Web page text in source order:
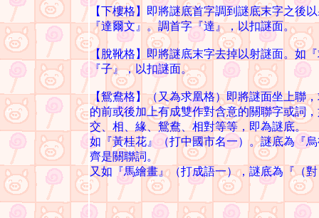
【下樓格】即將謎底首字調到謎底末字之後
『達爾文』。調首字『達』，以扣謎面。
【脫靴格】即將謎底末字去掉以射謎面。如
『子』，以扣謎面。
【鴛鴦格】（又為求凰格）即將謎面坐上聯
的前或後加上有成雙作對含意的關聯字或詞
交、相、緣、鴛鴦、相對等等，即為謎底。
如『黃桂花』（打中國市名一）。謎底為『
齊是關聯詞。
又如『馬繪畫』（打成語一），謎底為『（